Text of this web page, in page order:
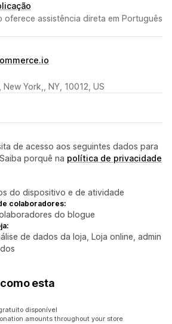
oferece assistência direta em Português
York,, NY, 10012, US
de acesso aos seguintes dados para
porquê na política de privacidade
do dispositivo e de atividade
colaboradores:
do blogue
de dados da loja, Loja online, admin
esta
disponível
amounts throughout your store